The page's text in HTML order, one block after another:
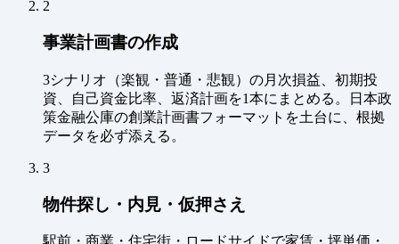
2
事業計画書の作成
3シナリオ（楽観・普通・悲観）の月次損益、初期投
資、自己資金比率、返済計画を1本にまとめる。日本政
策金融公庫の創業計画書フォーマットを土台に、根拠
データを必ず添える。
3
物件探し・内見・仮押さえ